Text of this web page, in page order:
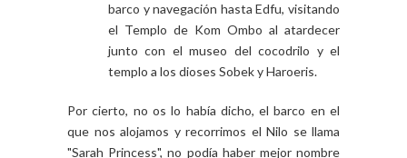
barco y navegación hasta Edfu, visitando
el Templo de Kom Ombo al atardecer
junto con el museo del cocodrilo y el
templo a los dioses Sobek y Haroeris.
Por cierto, no os lo había dicho, el barco en el
que nos alojamos y recorrimos el Nilo se llama
"Sarah Princess", no podía haber mejor nombre